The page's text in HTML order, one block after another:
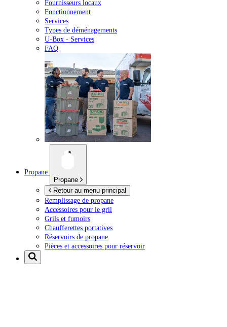
Fournisseurs locaux
Fonctionnement
Services
Types de déménagements
U-Box - Services
FAQ
Propane
Propane
Retour au menu principal
Remplissage de propane
Accessoires pour le gril
Grils et fumoirs
Chaufferettes portatives
Réservoirs de propane
Pièces et accessoires pour réservoir